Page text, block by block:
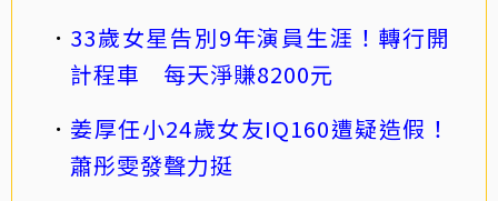
33歲女星告別9年演員生涯！轉行開
計程車 每天淨賺8200元
姜厚任小24歲女友IQ160遭疑造假！
蕭彤雯發聲力挺